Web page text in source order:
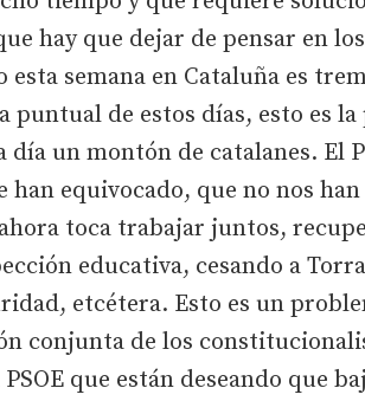
hay que dejar de pensar en
esta semana en Cataluña es
puntual de estos días, esto es
un montón de catalanes. El
equivocado, que no nos han
toca trabajar juntos,
educativa, cesando a
etcétera. Esto es un
conjunta de los
que están deseando que